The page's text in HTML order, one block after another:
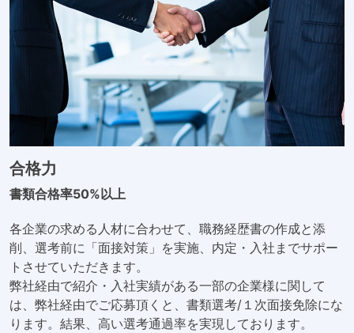
合格力
書類合格率50%以上
各企業の求める人材に合わせて、職務経歴書の作成と添
削、選考前に「面接対策」を実施、内定・入社までサポー
トさせていただきます。
弊社経由で紹介・入社実績がある一部の企業様に関して
は、弊社経由でご応募頂くと、書類選考/１次面接免除にな
ります。結果、高い選考通過率を実現しております。